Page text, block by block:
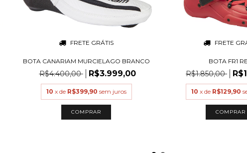
FRETE GRÁTIS
BOTA CANARIAM MURCIELAGO BRANCO
R$4.400,00 R$3.999,00
10 x de R$399,90 sem juros
COMPRAR
FRETE
BOTA FR1
R$1.850,00
10 x de R$129,90
COMPRAR